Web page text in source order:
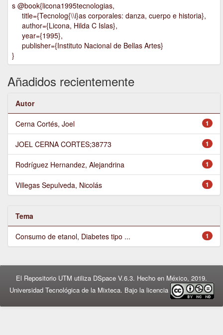
s @book{licona1995tecnologias,
title={Tecnolog{\\i}as corporales: danza, cuerpo e historia},
author={Licona, Hilda C Islas},
year={1995},
publisher={Instituto Nacional de Bellas Artes}
}
Añadidos recientemente
Autor
1
Cerna Cortés, Joel
1
JOEL CERNA CORTES;38773
1
Rodríguez Hernandez, Alejandrina
1
Villegas Sepulveda, Nicolás
Tema
1
Consumo de etanol, Diabetes tipo ...
El Repositorio UTM utiliza DSpace V.6.3. Hecho en México, 2019.
Universidad Tecnológica de la Mixteca. Bajo la licencia